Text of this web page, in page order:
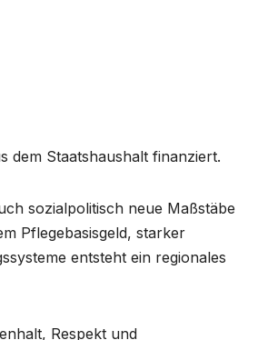
dem Staatshaushalt finanziert.
sozialpolitisch neue Maßstäbe
Pflegebasisgeld, starker
entsteht ein regionales
Respekt und